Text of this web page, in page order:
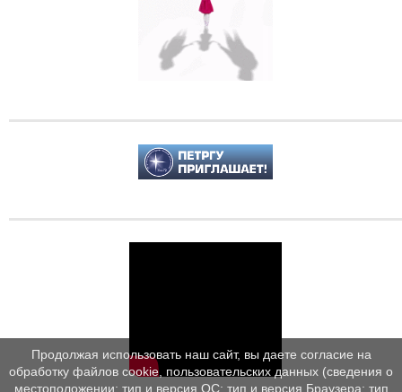
Продолжая использовать наш сайт, вы даете согласие на
обработку файлов cookie, пользовательских данных (сведения о
местоположении; тип и версия ОС; тип и версия Браузера; тип